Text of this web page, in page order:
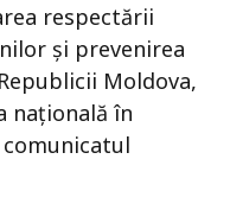
respectării
și prevenirea
Moldova,
națională în
comunicatul